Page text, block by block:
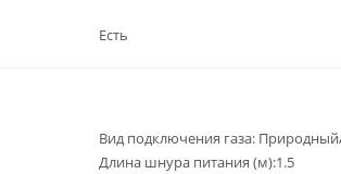
Есть
Вид подключения газа:
Длина шнура питания (м):1.5